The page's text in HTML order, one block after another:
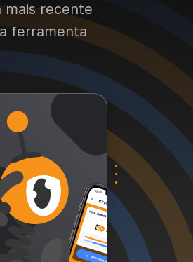
mais recente
ferramenta